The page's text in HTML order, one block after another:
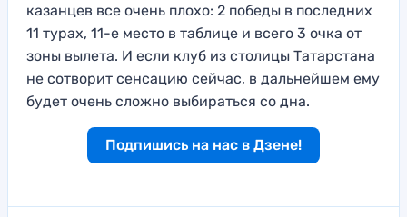
казанцев все очень плохо: 2 победы в последних
11 турах, 11-е место в таблице и всего 3 очка от
зоны вылета. И если клуб из столицы Татарстана
не сотворит сенсацию сейчас, в дальнейшем ему
будет очень сложно выбираться со дна.
Подпишись на нас в Дзене!